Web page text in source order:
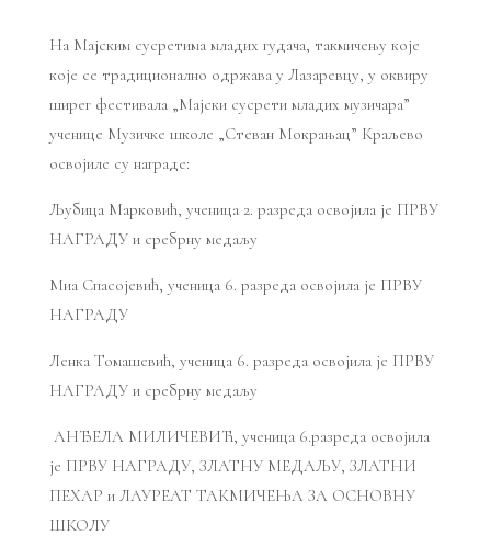
На Мајским сусретима младих гудача, такмичењу које
које се традиционално одржава у Лазаревцу, у оквиру
ширег фестивала „Мајски сусрети младих музичара”
ученице Музичке школе „Стеван Мокрањац” Краљево
освојиле су награде:
Љубица Марковић, ученица 2. разреда освојила је ПРВУ
НАГРАДУ и сребрну медаљу
Миа Спасојевић, ученица 6. разреда освојила је ПРВУ
НАГРАДУ
Ленка Томашевић, ученица 6. разреда освојила је ПРВУ
НАГРАДУ и сребрну медаљу
АНЂЕЛА МИЛИЧЕВИЋ, ученица 6.разреда освојила
је ПРВУ НАГРАДУ, ЗЛАТНУ МЕДАЉУ, ЗЛАТНИ
ПЕХАР и ЛАУРЕАТ ТАКМИЧЕЊА ЗА ОСНОВНУ
ШКОЛУ